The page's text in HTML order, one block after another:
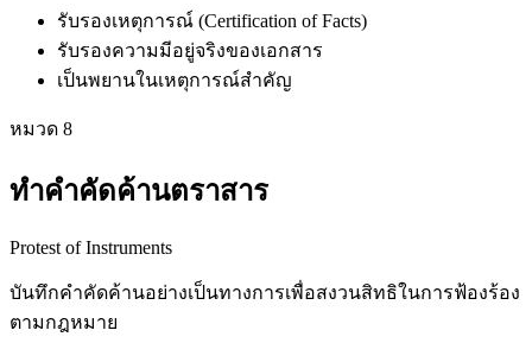
รับรองเหตุการณ์ (Certification of Facts)
รับรองความมีอยู่จริงของเอกสาร
เป็นพยานในเหตุการณ์สำคัญ
หมวด 8
ทำคำคัดค้านตราสาร
Protest of Instruments
บันทึกคำคัดค้านอย่างเป็นทางการเพื่อสงวนสิทธิในการฟ้องร้อง
ตามกฎหมาย